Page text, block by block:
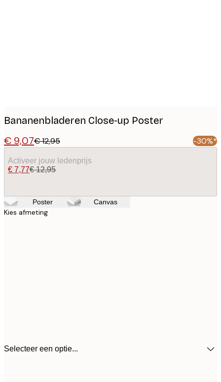
Bananenbladeren Close-up Poster
€ 9,07€ 12,95 -30%*
Activeer jouw ledenprijs
€ 7,77€ 12,95
Poster Canvas
Kies afmeting
Selecteer een optie...